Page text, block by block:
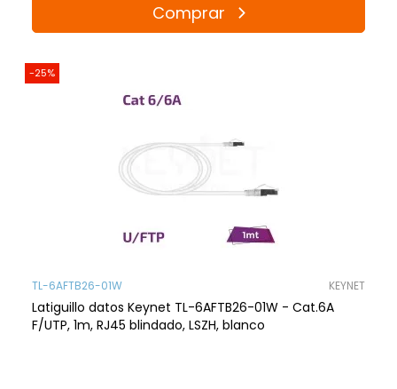
Comprar
-25%
TL-6AFTB26-01W KEYNET
Latiguillo datos Keynet TL-6AFTB26-01W - Cat.6A
F/UTP, 1m, RJ45 blindado, LSZH, blanco